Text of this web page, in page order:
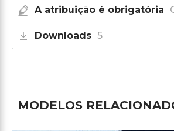
A atribuição é obrigatória
Downloads 5
MODELOS